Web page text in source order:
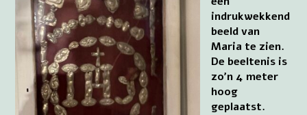
indrukwekkend
beeld van
Maria te zien.
De beeltenis is
zo’n 4 meter
hoog
geplaatst.